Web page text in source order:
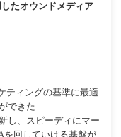
たオウンドメディア
ティングの基準に最適
できた
し、スピーディにマー
を回していける基盤が